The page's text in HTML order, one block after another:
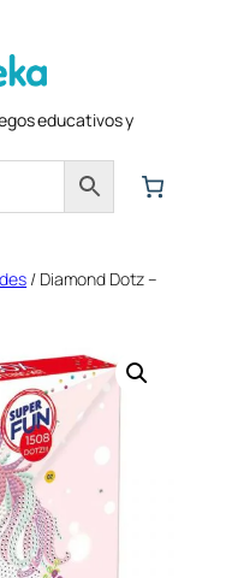
educativos y
/ Diamond Dotz –